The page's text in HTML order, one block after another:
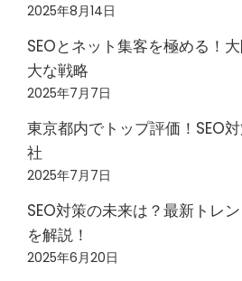
2025年8月14日
SEOとネット集客を極める！
大な戦略
2025年7月7日
東京都内でトップ評価！SEO
社
2025年7月7日
SEO対策の未来は？最新トレ
を解説！
2025年6月20日